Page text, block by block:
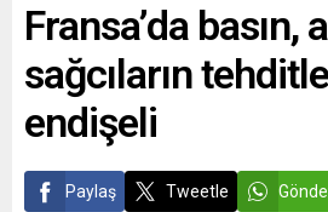
Fransa’da basın,
sağcıların
endişeli
Paylaş Tweetle